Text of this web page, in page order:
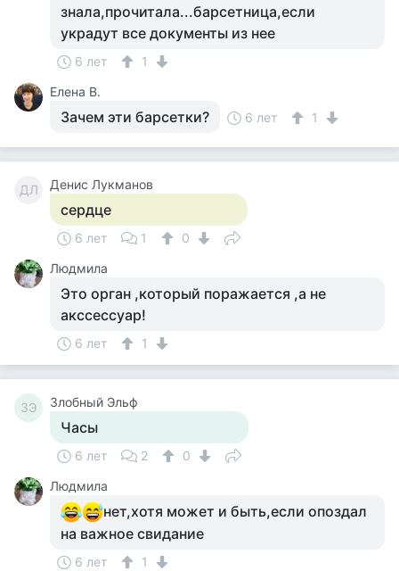
знала,прочитала...барсетница,если
украдут все документы из нее
6 лет
1
Елена В.
Зачем эти барсетки? 6 лет 1
ДЛ Денис Лукманов
сердце
6 лет 1
0
Людмила
Это орган ,который поражается ,а не
акссессуар!
6 лет 1
ЗЭ Злобный Эльф
Часы
6 лет 2
0
Людмила
нет,хотя может и быть,если опоздал
на важное свидание
6 лет 1